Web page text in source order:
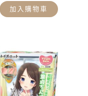
加入購物車